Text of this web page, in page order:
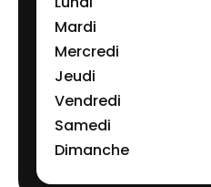
Mardi
Mercredi
Jeudi
Vendredi
Samedi
Dimanche